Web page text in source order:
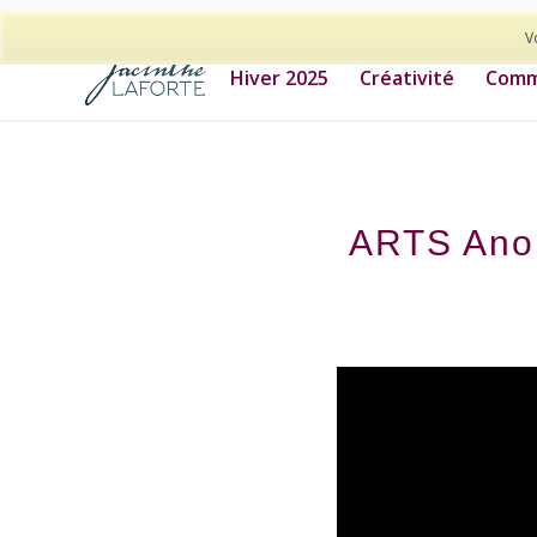
514-278-9938
Hiver 2025 Créativité
ARTS